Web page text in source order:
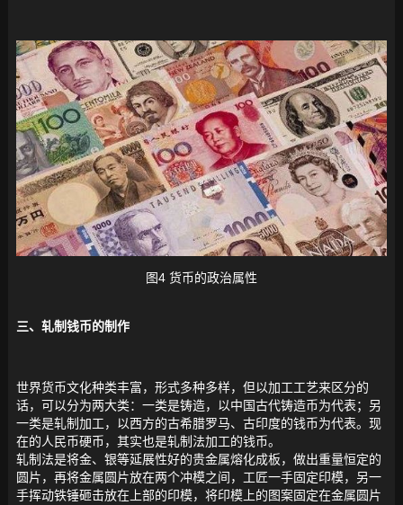
图4 货币的政治属性
三、轧制钱币的制作
世界货币文化种类丰富，形式多种多样，但以加工工艺来区分的
话，可以分为两大类：一类是铸造，以中国古代铸造币为代表；另
一类是轧制加工，以西方的古希腊罗马、古印度的钱币为代表。现
在的人民币硬币，其实也是轧制法加工的钱币。
轧制法是将金、银等延展性好的贵金属熔化成板，做出重量恒定的
圆片，再将金属圆片放在两个冲模之间，工匠一手固定印模，另一
手挥动铁锤砸击放在上部的印模，将印模上的图案固定在金属圆片